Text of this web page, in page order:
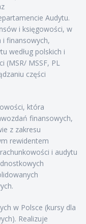
Audytu.
i księgowości, w
finansowych,
według polskich i
(MSR/ MSSF, PL
części
która
finansowych,
z zakresu
rewidentem
i audytu
w Polsce (kursy dla
Realizuje